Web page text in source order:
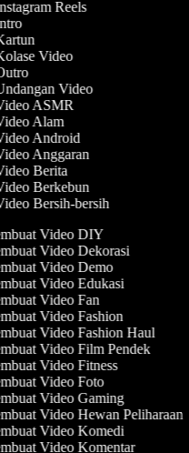
Reels
Video
Video
ASMR
Alam
Android
Anggaran
Berita
Berkebun
Bersih-bersih
Video DIY
Video Dekorasi
Video Demo
Video Edukasi
Video Fan
Video Fashion
Video Fashion Haul
Video Film Pendek
Video Fitness
Video Foto
Video Gaming
Video Hewan Peliharaan
Video Komedi
Video Komentar